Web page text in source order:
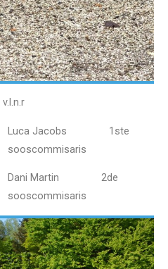
v.l.n.r
Luca Jacobs 1ste
sooscommisaris
Dani Martin 2de
sooscommisaris